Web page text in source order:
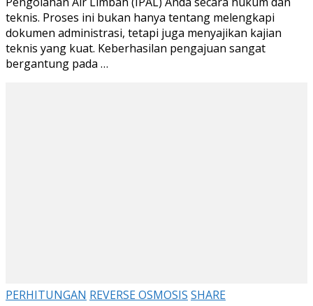
Limbah
teknis. Proses ini bukan hanya tentang melengkapi
dokumen administrasi, tetapi juga menyajikan kajian
teknis yang kuat. Keberhasilan pengajuan sangat
bergantung pada …
PERHITUNGAN REVERSE OSMOSIS SHARE